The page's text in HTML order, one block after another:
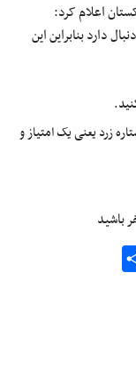
اعلام کرد:
دارد بنابراین این
زرد یعنی یک امتیاز و
باشید